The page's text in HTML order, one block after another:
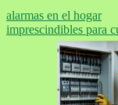
alarmas en el hogar
imprescindibles para